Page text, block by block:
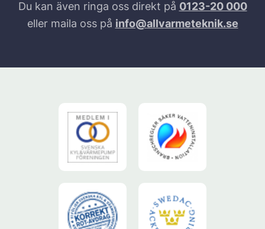
Du kan även ringa oss direkt på 0123-20 000
eller maila oss på info@allvarmeteknik.se